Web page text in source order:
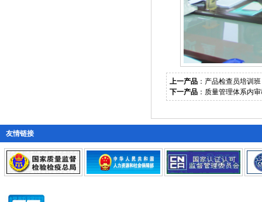
上一产品 ： 产品检查员培训班
下一产品 ： 质量管理体系内
友情链接